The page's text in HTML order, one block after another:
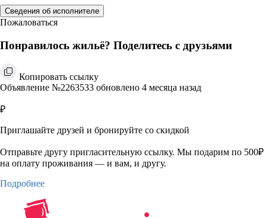
Сведения об исполнителе
Пожаловаться
Понравилось жильё? Поделитесь с друзьями
Копировать ссылку
Объявление №2263533 обновлено 4 месяца назад
₽
Приглашайте друзей и бронируйте со скидкой
Отправьте другу пригласительную ссылку. Мы подарим по 500₽
на оплату проживания — и вам, и другу.
Подробнее